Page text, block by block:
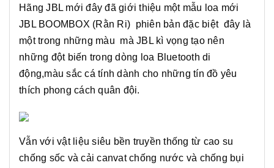
Hãng JBL mới đây đã giới thiệu một mẫu loa mới
JBL BOOMBOX (Rằn Ri) phiên bản đặc biệt đây là
một trong những màu mà JBL kì vọng tạo nên
những đột biến trong dòng loa Bluetooth di
động,màu sắc cá tính dành cho những tín đồ yêu
thích phong cách quân đội.
Vẫn với vật liệu siêu bền truyền thống từ cao su
chống sốc và cải canvat chống nước và chống bụi